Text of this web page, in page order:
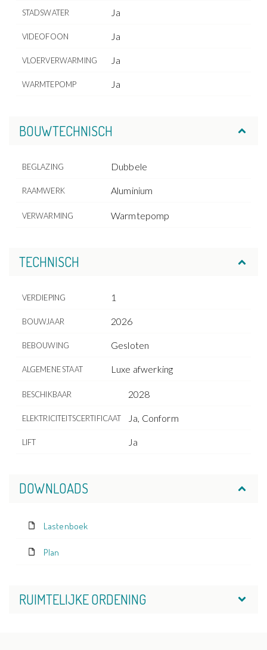
STADSWATER Ja
VIDEOFOON Ja
VLOERVERWARMING Ja
WARMTEPOMP Ja
BOUWTECHNISCH
BEGLAZING Dubbele
RAAMWERK Aluminium
VERWARMING Warmtepomp
TECHNISCH
VERDIEPING 1
BOUWJAAR 2026
BEBOUWING Gesloten
ALGEMENE STAAT Luxe afwerking
BESCHIKBAAR 2028
ELEKTRICITEITSCERTIFICAAT Ja, Conform
LIFT Ja
DOWNLOADS
Lastenboek
Plan
RUIMTELIJKE ORDENING